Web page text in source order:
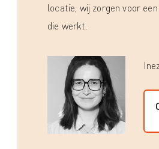
locatie, wij zorgen voor
die werkt.